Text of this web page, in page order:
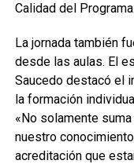
Calidad del
La jornada también
desde las aulas. El
Saucedo destacó el
la formación
«No solamente
nuestro
acreditación que